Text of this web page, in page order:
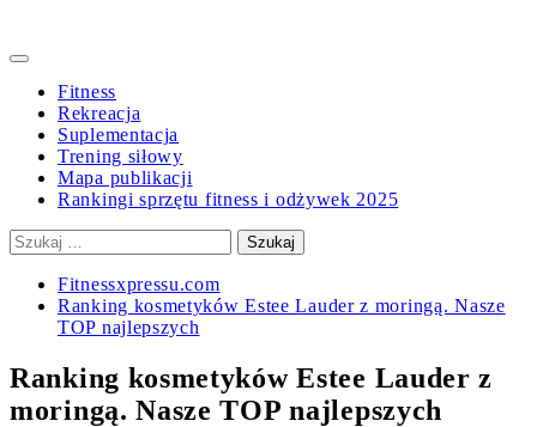
Primary
Fitness
Rekreacja
Suplementacja
Trening siłowy
Mapa publikacji
Rankingi sprzętu fitness i odżywek 2025
Szukaj:
Fitnessxpressu.com
Ranking kosmetyków Estee Lauder z moringą. Nasze
TOP najlepszych
Ranking kosmetyków Estee Lauder z
moringą. Nasze TOP najlepszych